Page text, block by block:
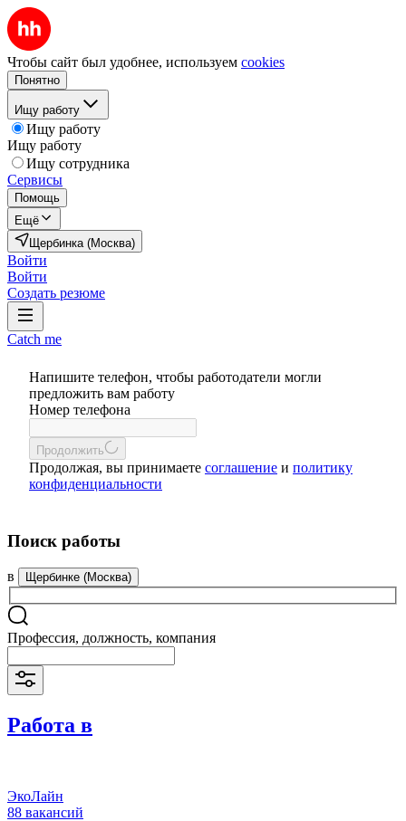
Чтобы сайт был удобнее, используем cookies
Понятно
Ищу работу
Ищу работу
Ищу работу
Ищу сотрудника
Сервисы
Помощь
Ещё
Щербинка (Москва)
Войти
Войти
Создать резюме
Catch me
Напишите телефон, чтобы работодатели могли
предложить вам работу
Номер телефона
Продолжить
Продолжая, вы принимаете соглашение и политику
конфиденциальности
Поиск работы
в Щербинке (Москва)
Профессия, должность, компания
Работа в
ЭкоЛайн
88 вакансий